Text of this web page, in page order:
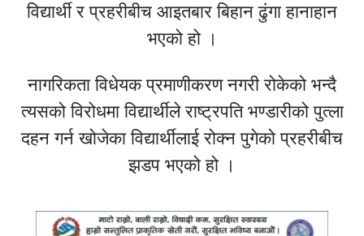
विद्यार्थी र प्रहरीबीच आइतबार बिहान ढुंगा हानाहान
भएको हो ।
नागरिकता विधेयक प्रमाणीकरण नगरी रोकेको भन्दै
त्यसको विरोधमा विद्यार्थीले राष्ट्रपति भण्डारीको पुत्ला
दहन गर्न खोजेका विद्यार्थीलाई रोक्न पुगेको प्रहरीबीच
झडप भएको हो ।